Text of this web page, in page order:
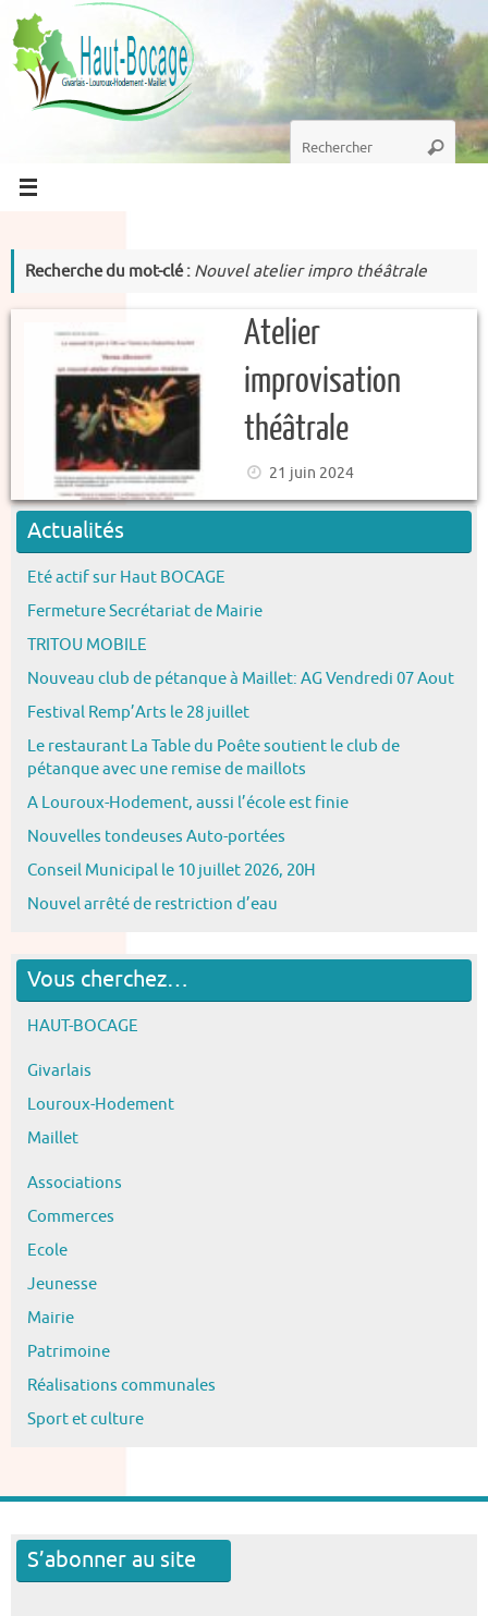
Passer
au
contenu
Recherche
pour
Recherche du mot-clé : Nouvel atelier impro théâtrale
Atelier
improvisation
théâtrale
21 juin 2024
Actualités
Eté actif sur Haut BOCAGE
Fermeture Secrétariat de Mairie
TRITOU MOBILE
Nouveau club de pétanque à Maillet: AG Vendredi 07 Aout
Festival Remp’Arts le 28 juillet
Le restaurant La Table du Poête soutient le club de
pétanque avec une remise de maillots
A Louroux-Hodement, aussi l’école est finie
Nouvelles tondeuses Auto-portées
Conseil Municipal le 10 juillet 2026, 20H
Nouvel arrêté de restriction d’eau
Vous cherchez…
HAUT-BOCAGE
Givarlais
Louroux-Hodement
Maillet
Associations
Commerces
Ecole
Jeunesse
Mairie
Patrimoine
Réalisations communales
Sport et culture
S’abonner au site